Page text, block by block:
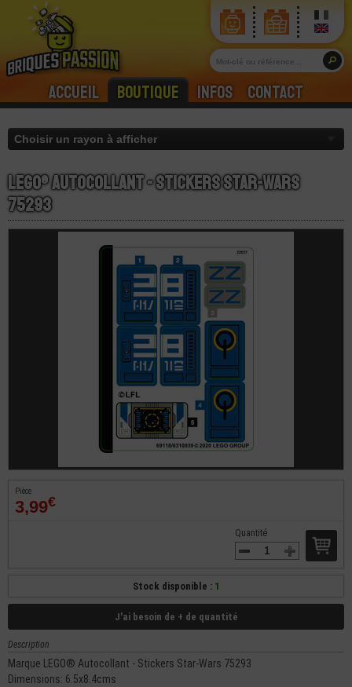
Accueil Boutique Infos Contact
LEGO® Autocollant - Stickers Star-Wars
75293
Pièce
3,99€
Quantité
Stock disponible : 1
J'ai besoin de + de quantité
Description
Marque LEGO® Autocollant - Stickers Star-Wars 75293
Dimensions: 6.5x8.4cms